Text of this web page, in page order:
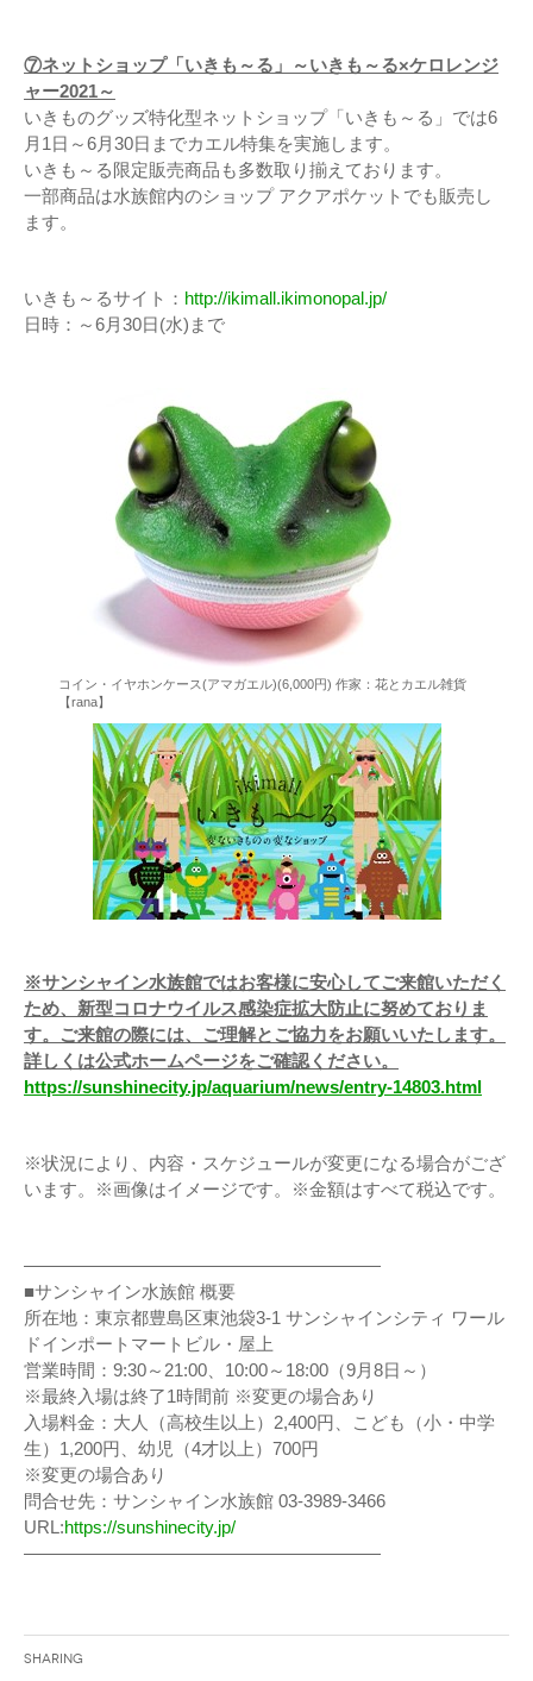
⑦ネットショップ「いきも～る」～いきも～る×ケロレンジ
ャー2021～
いきものグッズ特化型ネットショップ「いきも～る」では6
月1日～6月30日までカエル特集を実施します。
いきも～る限定販売商品も多数取り揃えております。
一部商品は水族館内のショップ アクアポケットでも販売し
ます。
いきも～るサイト： http://ikimall.ikimonopal.jp/
日時：～6月30日(水)まで
コイン・イヤホンケース(アマガエル)(6,000円) 作家：花とカエル雑貨
【rana】
※サンシャイン水族館ではお客様に安心してご来館いただく
ため、新型コロナウイルス感染症拡大防止に努めておりま
す。ご来館の際には、ご理解とご協力をお願いいたします。
詳しくは公式ホームページをご確認ください。
https://sunshinecity.jp/aquarium/news/entry-14803.html
※状況により、内容・スケジュールが変更になる場合がござ
います。※画像はイメージです。※金額はすべて税込です。
————————————————————
■サンシャイン水族館 概要
所在地：東京都豊島区東池袋3-1 サンシャインシティ ワール
ドインポートマートビル・屋上
営業時間：9:30～21:00、10:00～18:00（9月8日～）
※最終入場は終了1時間前 ※変更の場合あり
入場料金：大人（高校生以上）2,400円、こども（小・中学
生）1,200円、幼児（4才以上）700円
※変更の場合あり
問合せ先：サンシャイン水族館 03-3989-3466
URL:https://sunshinecity.jp/
————————————————————
Sharing